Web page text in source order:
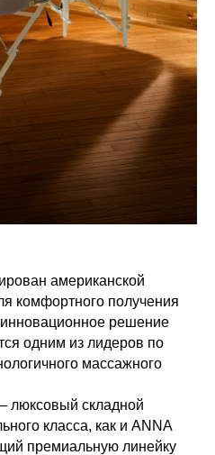
американской
комфортного получения
решение
одним из лидеров по
массажного
люксовый складной
класса, как и ANNA
премиальную линейку